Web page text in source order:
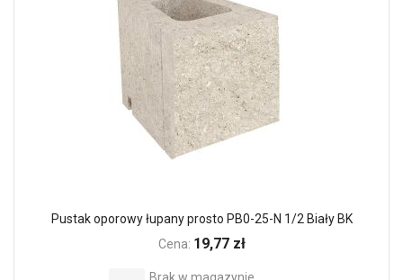
Pustak oporowy łupany prosto PB0-25-N 1/2 Biały BK
Cena: 19,77 zł
Brak w magazynie